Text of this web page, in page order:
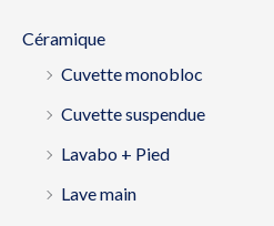
Céramique
Cuvette monobloc
Cuvette suspendue
Lavabo + Pied
Lave main